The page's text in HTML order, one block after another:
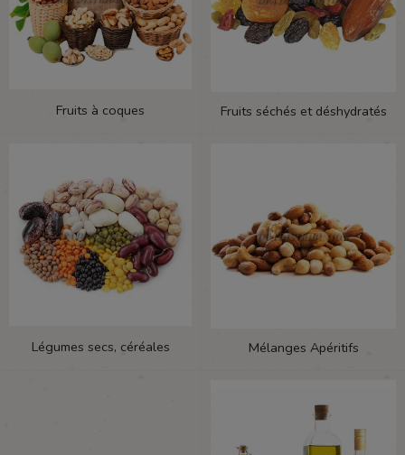
Fruits à coques Fruits séchés et déshydratés
Légumes secs, céréales Mélanges Apéritifs